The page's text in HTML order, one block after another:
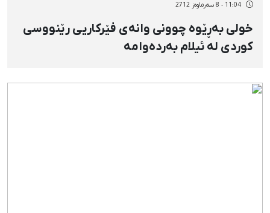
11:04 - 8 سەرماوەز 2712
خولی بەڕێوە چوونی وانەی فێركاریی رێنووسی
كوردی لە ئیلام بەردەوامە